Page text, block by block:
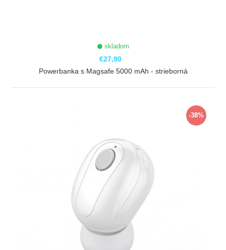
skladom
€27,90
Powerbanka s Magsafe 5000 mAh - strieborná
-38%